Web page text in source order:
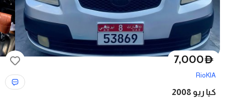
D
7,000
KIA
Rio
كيا ريو 2008